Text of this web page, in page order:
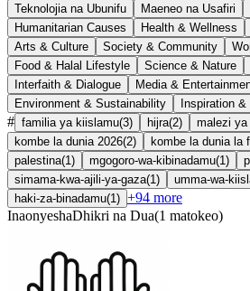
Teknolojia na Ubunifu
Maeneo na Usafiri
Humanitarian Causes
Health & Wellness
Arts & Culture
Society & Community
Food & Halal Lifestyle
Science & Nature
Interfaith & Dialogue
Media &
Environment & Sustainability
Inspiration
# familia ya kiislamu(3) hijra(2) malezi
kombe la dunia 2026(2) kombe la dunia la
palestina(1 ) mgogoro-wa-kibinadamu(1 )
simama-kwa-ajili-ya-gaza(1 ) umma-wa-
haki-za-binadamu(1 ) +94 more
InaonyeshaDhikri na Dua(1 matokeo)